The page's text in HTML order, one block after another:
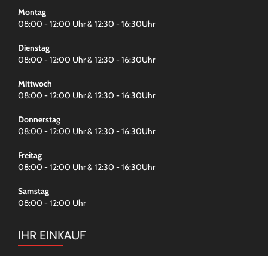
Montag
08:00 - 12:00 Uhr & 12:30 - 16:30Uhr
Dienstag
08:00 - 12:00 Uhr & 12:30 - 16:30Uhr
Mittwoch
08:00 - 12:00 Uhr & 12:30 - 16:30Uhr
Donnerstag
08:00 - 12:00 Uhr & 12:30 - 16:30Uhr
Freitag
08:00 - 12:00 Uhr & 12:30 - 16:30Uhr
Samstag
08:00 - 12:00 Uhr
IHR EINKAUF